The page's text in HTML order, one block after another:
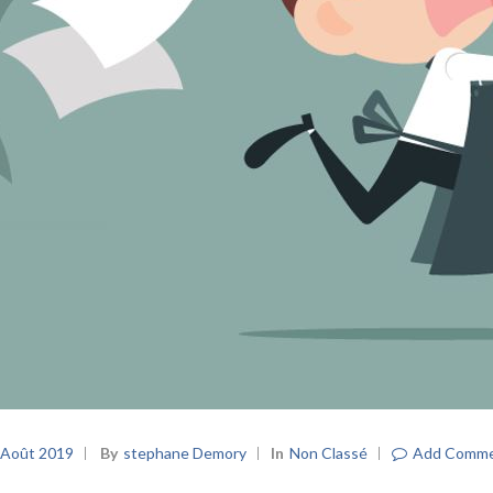
2019 By Stephane Demory In Non Classé Add